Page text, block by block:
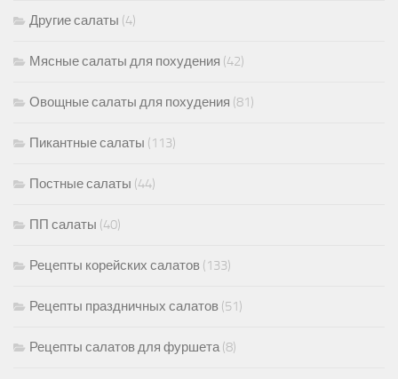
Другие салаты (4)
Мясные салаты для похудения (42)
Овощные салаты для похудения (81)
Пикантные салаты (113)
Постные салаты (44)
ПП салаты (40)
Рецепты корейских салатов (133)
Рецепты праздничных салатов (51)
Рецепты салатов для фуршета(8)